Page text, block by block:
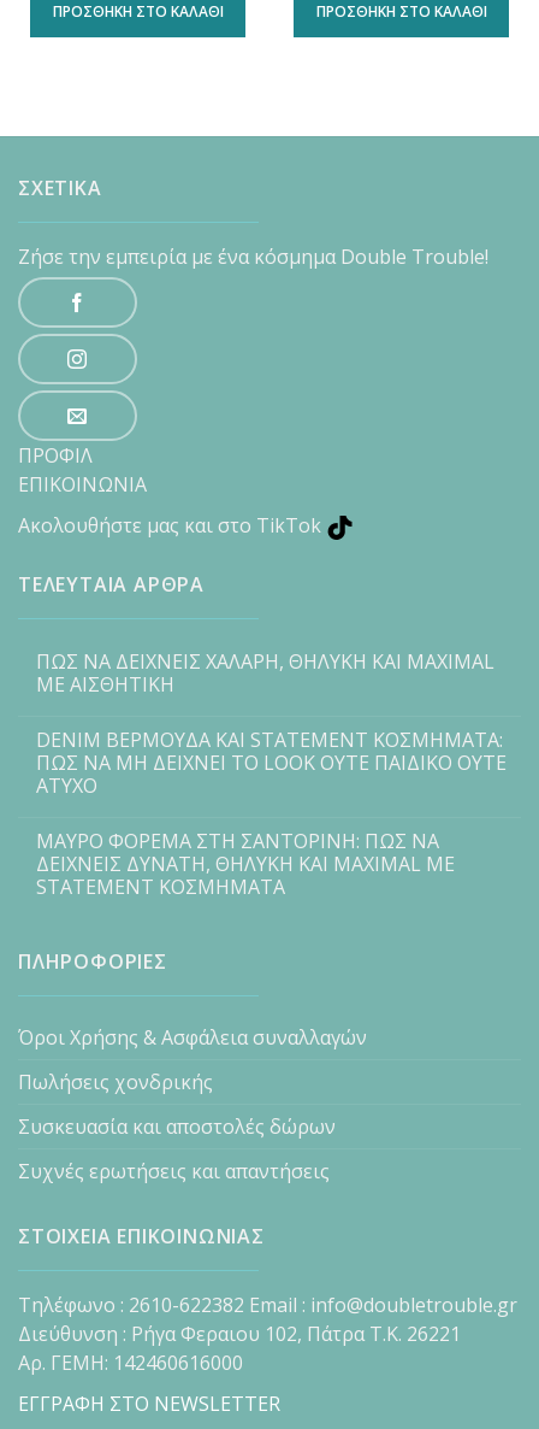
ΠΡΟΣΘΉΚΗ ΣΤΟ ΚΑΛΆΘΙ ΠΡΟΣΘΉΚΗ ΣΤΟ ΚΑΛΆΘΙ
ΣΧΕΤΙΚΑ
Ζήσε την εμπειρία με ένα κόσμημα Double Trouble!
ΠΡΟΦΙΛ
ΕΠΙΚΟΙΝΩΝΙΑ
Ακολουθήστε μας και στο TikTok
ΤΕΛΕΥΤΑΙΑ ΑΡΘΡΑ
ΠΩΣ ΝΑ ΔΕΙΧΝΕΙΣ ΧΑΛΑΡΗ, ΘΗΛΥΚΗ ΚΑΙ MAXIMAL
ΜΕ ΑΙΣΘΗΤΙΚΗ
DENIM ΒΕΡΜΟΥΔΑ ΚΑΙ STATEMENT ΚΟΣΜΗΜΑΤΑ:
ΠΩΣ ΝΑ ΜΗ ΔΕΙΧΝΕΙ ΤΟ LOOK ΟΥΤΕ ΠΑΙΔΙΚΟ ΟΥΤΕ
ΑΤΥΧΟ
ΜΑΥΡΟ ΦΟΡΕΜΑ ΣΤΗ ΣΑΝΤΟΡΙΝΗ: ΠΩΣ ΝΑ
ΔΕΙΧΝΕΙΣ ΔΥΝΑΤΗ, ΘΗΛΥΚΗ ΚΑΙ MAXIMAL ΜΕ
STATEMENT ΚΟΣΜΗΜΑΤΑ
ΠΛΗΡΟΦΟΡΙΕΣ
Όροι Χρήσης & Ασφάλεια συναλλαγών
Πωλήσεις χονδρικής
Συσκευασία και αποστολές δώρων
Συχνές ερωτήσεις και απαντήσεις
ΣΤΟΙΧΕΙΑ ΕΠΙΚΟΙΝΩΝΙΑΣ
Τηλέφωνο : 2610-622382 Email : info@doubletrouble.gr
Διεύθυνση : Ρήγα Φεραιου 102, Πάτρα Τ.Κ. 26221
Αρ. ΓΕΜΗ: 142460616000
ΕΓΓΡΑΦΗ ΣΤΟ NEWSLETTER